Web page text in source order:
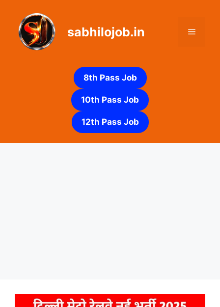
content
sabhilojob.in Menu
8th Pass Job
10th Pass Job
12th Pass Job